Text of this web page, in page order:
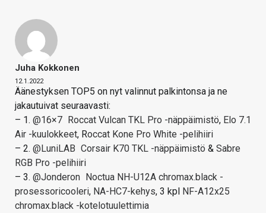
Juha Kokkonen
12.1.2022
Äänestyksen TOP5 on nyt valinnut palkintonsa ja ne
jakautuivat seuraavasti:
– 1. @16×7 Roccat Vulcan TKL Pro -näppäimistö, Elo 7.1
Air -kuulokkeet, Roccat Kone Pro White -pelihiiri
– 2. @LuniLAB Corsair K70 TKL -näppäimistö & Sabre
RGB Pro -pelihiiri
– 3. @Jonderon Noctua NH-U12A chromax.black -
prosessoricooleri, NA-HC7-kehys, 3 kpl NF-A12x25
chromax.black -kotelotuulettimia